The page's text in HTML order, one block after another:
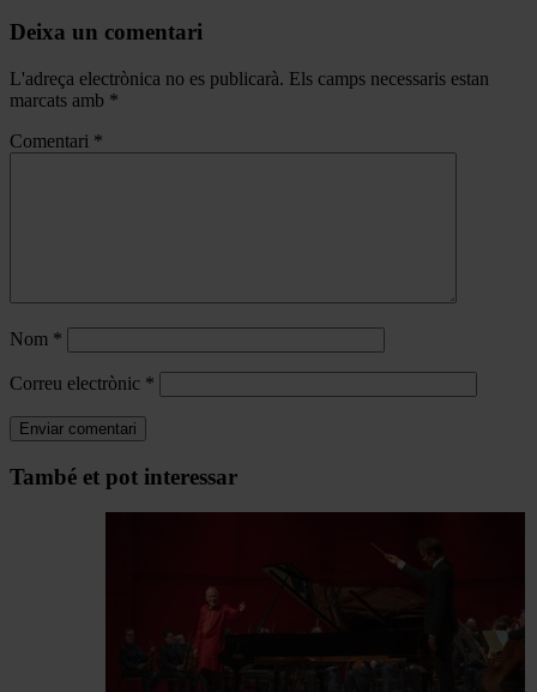
Deixa un comentari
L'adreça electrònica no es publicarà. Els camps necessaris estan
marcats amb *
Comentari *
Nom *
Correu electrònic *
Navegar
També et pot interessar